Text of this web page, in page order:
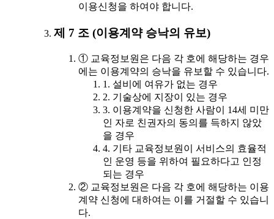
이용신청을 하여야 합니다.
제 7 조 (이용계약 승낙의 유보)
① 교육정보원은 다음 각 호에 해당하는 경우
에는 이용계약의 승낙을 유보할 수 있습니다.
1. 설비에 여유가 없는 경우
2. 기술상에 지장이 있는 경우
3. 이용계약을 신청한 사람이 14세 미만
인 자로 친권자의 동의를 득하지 않았
을 경우
4. 기타 교육정보원이 서비스의 효율적
인 운영 등을 위하여 필요하다고 인정
되는 경우
② 교육정보원은 다음 각 호에 해당하는 이용
계약 신청에 대하여는 이를 거절할 수 있습니
다.